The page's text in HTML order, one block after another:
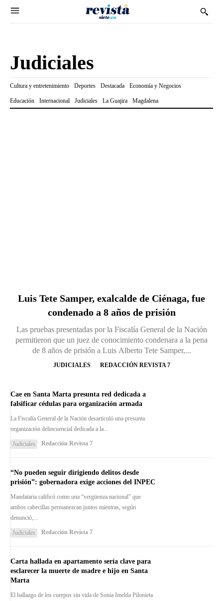
Judiciales
Cultura y entretenimiento Deportes Destacada Economía y Negocios
Educación Internacional Judiciales La Guajira Magdalena
Luis Tete Samper, exalcalde de Ciénaga, fue
condenado a 8 años de prisión
Las pruebas presentadas por la Fiscalía General de la Nación
permitieron que un juez de conocimiento condenara a la pena
de 8 años de prisión a Luis Alberto Tete Samper,...
JUDICIALES REDACCIÓN REVISTA 7
Cae en Santa Marta presunta red dedicada a
falsificar cédulas para organización armada
La Fiscalía General de la Nación desarticuló una presunta
organización delincuencial dedicada a la...
Judiciales Redacción Revista 7
“No pueden seguir dirigiendo delitos desde
prisión”: gobernadora exige acciones del INPEC
Mandataria calificó como una “vergüenza nacional” que
ambos cabecillas permanezcan juntos mientras, según
denunció,...
Judiciales Redacción Revista 7
Carta hallada en apartamento sería clave para
esclarecer la muerte de madre e hijo en Santa
Marta
El hallazgo de los cuerpos sin vida de Sonia Imelda Pilonieta